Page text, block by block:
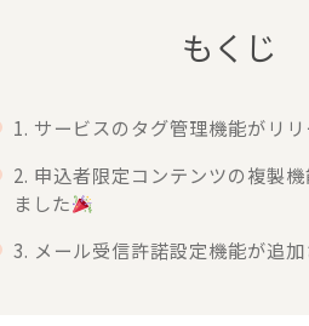
もくじ
1. サービスのタグ管理機能がリ
2. 申込者限定コンテンツの複製
ました
3. メール受信許諾設定機能が追